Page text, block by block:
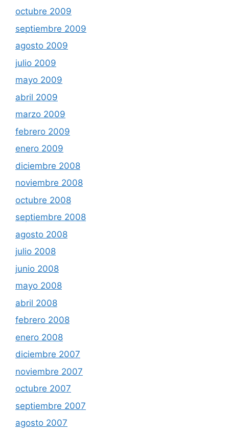
octubre 2009
septiembre 2009
agosto 2009
julio 2009
mayo 2009
abril 2009
marzo 2009
febrero 2009
enero 2009
diciembre 2008
noviembre 2008
octubre 2008
septiembre 2008
agosto 2008
julio 2008
junio 2008
mayo 2008
abril 2008
febrero 2008
enero 2008
diciembre 2007
noviembre 2007
octubre 2007
septiembre 2007
agosto 2007